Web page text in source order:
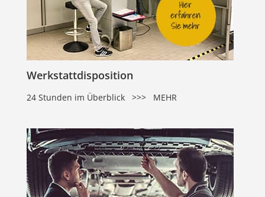
Werkstattdisposition
24 Stunden im Überblick >>> MEHR